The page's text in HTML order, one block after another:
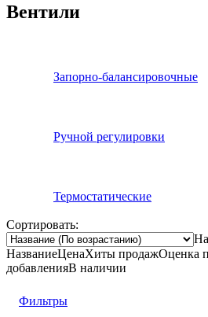
Вентили
Запорно-балансировочные
Ручной регулировки
Термостатические
Сортировать:
НазваниеЦенаХиты продажОценка
добавленияВ наличии
Фильтры